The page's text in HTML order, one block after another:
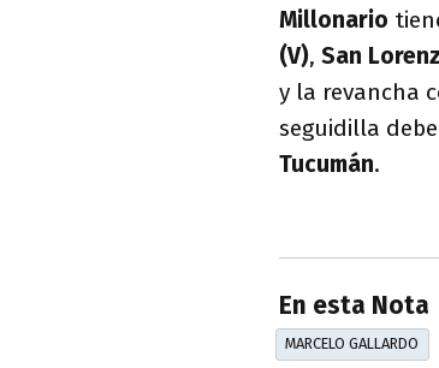
Millonario
(V), San
y la revancha
seguidilla
Tucumán.
En esta Nota
MARCELO GALLARDO